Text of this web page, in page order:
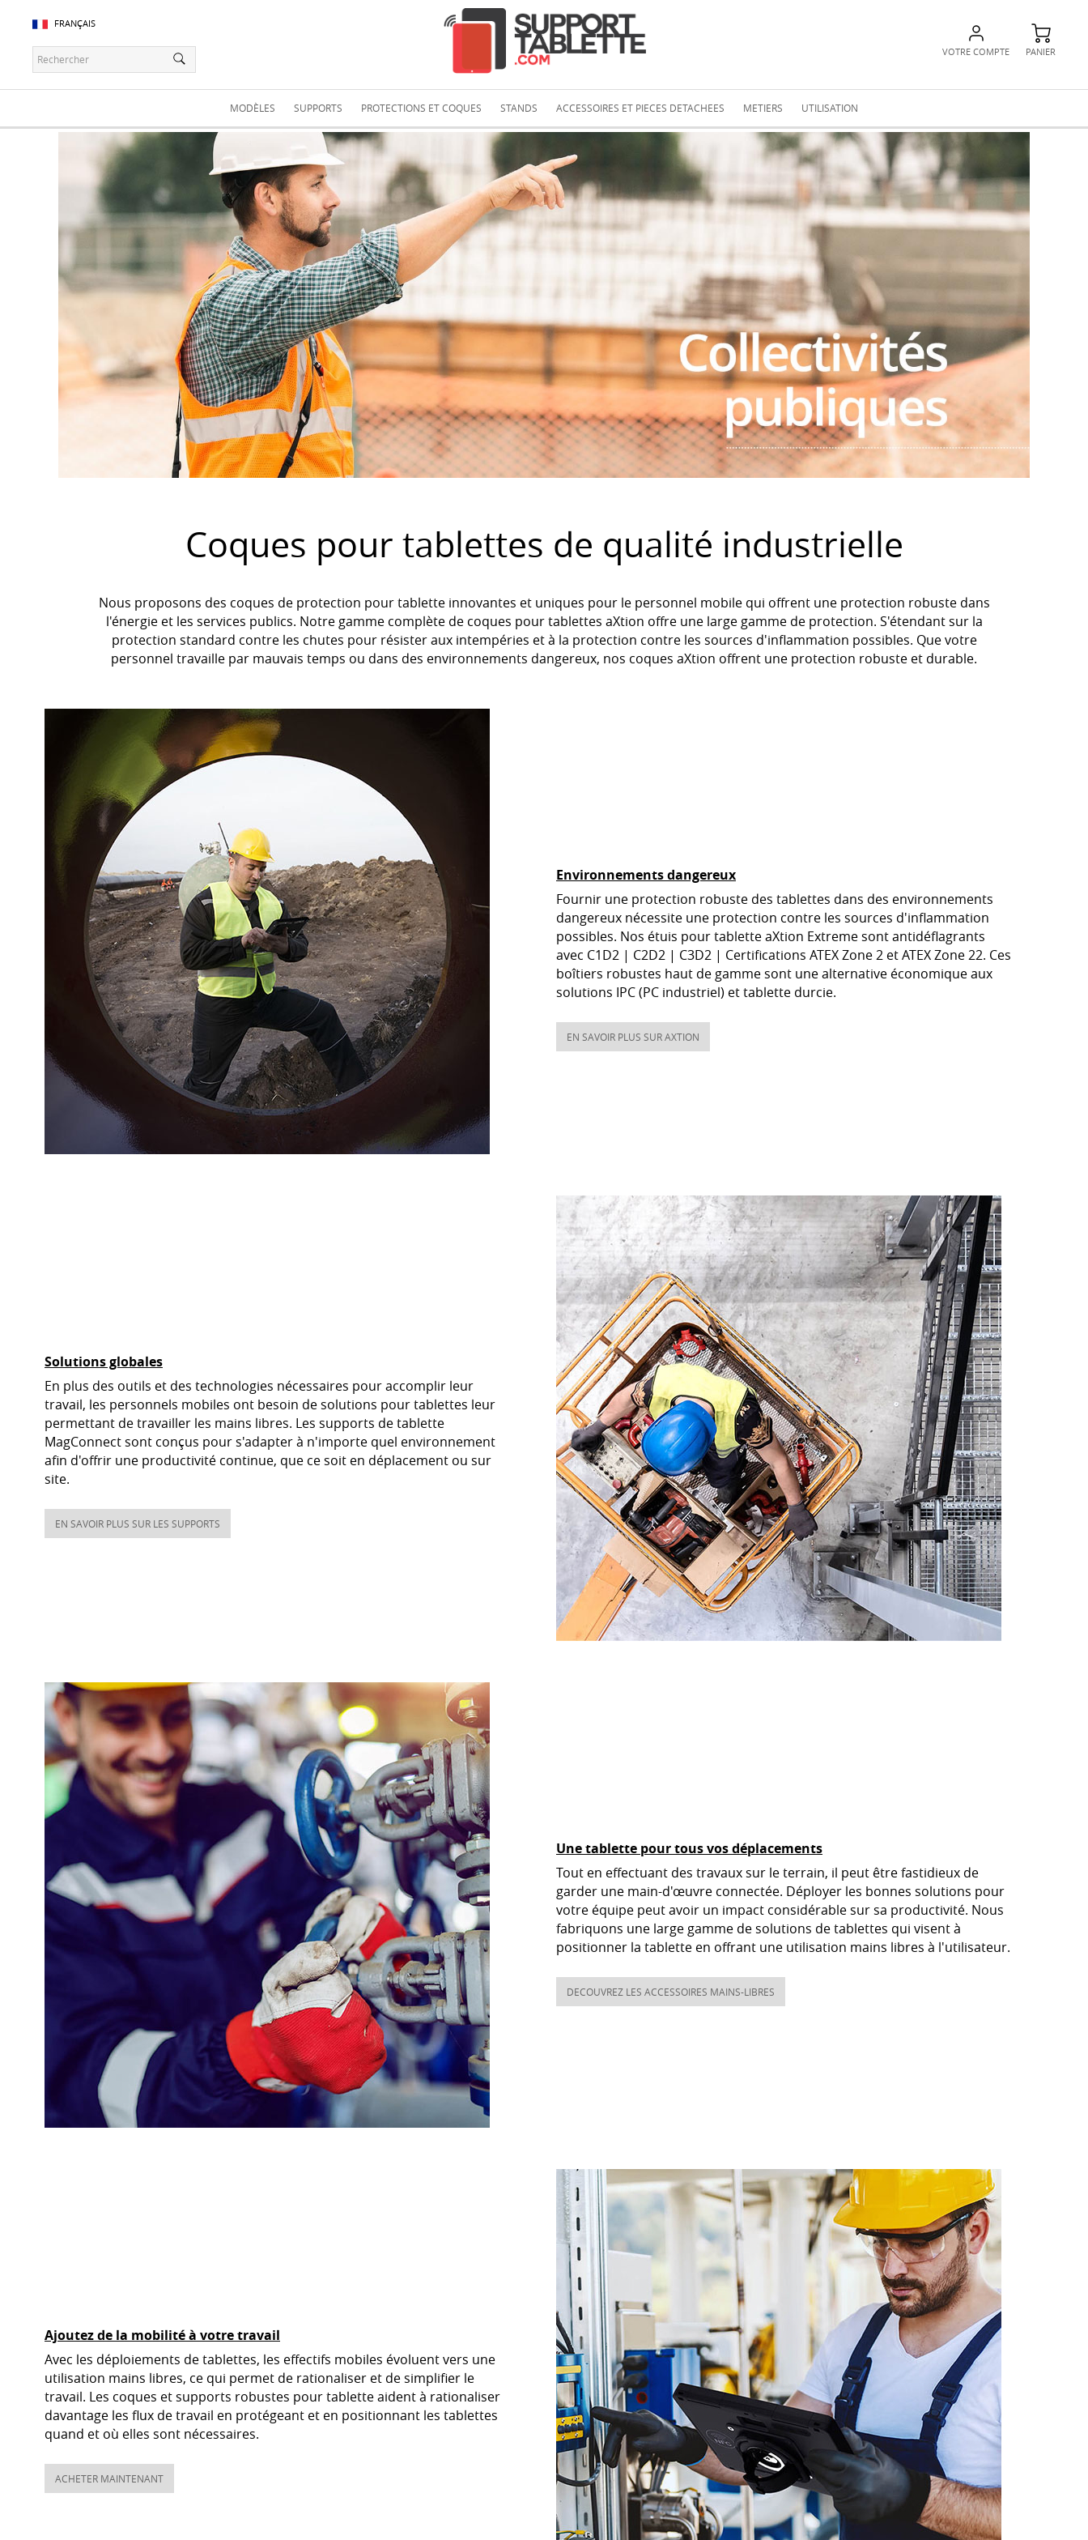
FRANÇAIS
VOTRE COMPTE PANIER
MODÈLES SUPPORTS PROTECTIONS ET COQUES STANDS ACCESSOIRES ET PIECES DETACHEES METIERS UTILISATION
Coques pour tablettes de qualité industrielle
Nous proposons des coques de protection pour tablette innovantes et uniques pour le personnel mobile qui offrent une protection robuste dans
l'énergie et les services publics. Notre gamme complète de coques pour tablettes aXtion offre une large gamme de protection. S'étendant sur la
protection standard contre les chutes pour résister aux intempéries et à la protection contre les sources d'inflammation possibles. Que votre
personnel travaille par mauvais temps ou dans des environnements dangereux, nos coques aXtion offrent une protection robuste et durable.
Environnements dangereux
Fournir une protection robuste des tablettes dans des environnements
dangereux nécessite une protection contre les sources d'inflammation
possibles. Nos étuis pour tablette aXtion Extreme sont antidéflagrants
avec C1D2 | C2D2 | C3D2 | Certifications ATEX Zone 2 et ATEX Zone 22. Ces
boîtiers robustes haut de gamme sont une alternative économique aux
solutions IPC (PC industriel) et tablette durcie.
EN SAVOIR PLUS SUR AXTION
Solutions globales
En plus des outils et des technologies nécessaires pour accomplir leur
travail, les personnels mobiles ont besoin de solutions pour tablettes leur
permettant de travailler les mains libres. Les supports de tablette
MagConnect sont conçus pour s'adapter à n'importe quel environnement
afin d'offrir une productivité continue, que ce soit en déplacement ou sur
site.
EN SAVOIR PLUS SUR LES SUPPORTS
Une tablette pour tous vos déplacements
Tout en effectuant des travaux sur le terrain, il peut être fastidieux de
garder une main-d'œuvre connectée. Déployer les bonnes solutions pour
votre équipe peut avoir un impact considérable sur sa productivité. Nous
fabriquons une large gamme de solutions de tablettes qui visent à
positionner la tablette en offrant une utilisation mains libres à l'utilisateur.
DECOUVREZ LES ACCESSOIRES MAINS-LIBRES
Ajoutez de la mobilité à votre travail
Avec les déploiements de tablettes, les effectifs mobiles évoluent vers une
utilisation mains libres, ce qui permet de rationaliser et de simplifier le
travail. Les coques et supports robustes pour tablette aident à rationaliser
davantage les flux de travail en protégeant et en positionnant les tablettes
quand et où elles sont nécessaires.
ACHETER MAINTENANT